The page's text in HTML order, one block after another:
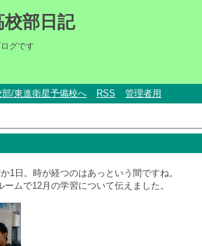
部日記
グです
/東進衛星予備校へ RSS 管理者用
1日。時が経つのはあっという間ですね。
ムで12月の学習について伝えました。